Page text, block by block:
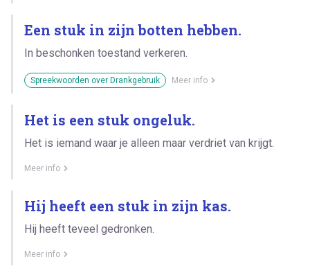
Een stuk in zijn botten hebben.
In beschonken toestand verkeren.
Spreekwoorden over Drankgebruik Meer info
Het is een stuk ongeluk.
Het is iemand waar je alleen maar verdriet van krijgt.
Meer info
Hij heeft een stuk in zijn kas.
Hij heeft teveel gedronken.
Meer info